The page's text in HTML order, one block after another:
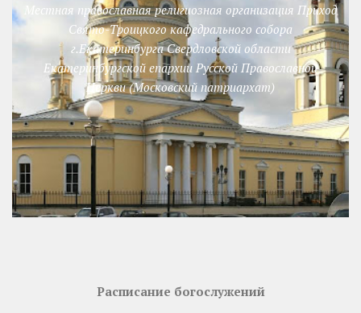
Местная православная религиозная организация Приход
Свято-Троицкого кафедрального собора
г.Екатеринбурга Свердловской области
Екатеринбургской епархии Русской Православной
Церкви (Московский патриархат)
Расписание богослужений